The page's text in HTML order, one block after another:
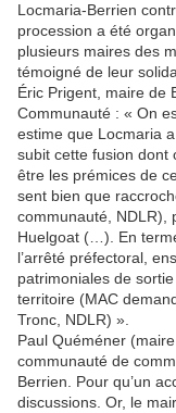
Locmaria-Berrien
procession a été
plusieurs maires des
témoigné de leur
Éric Prigent, maire de
Communauté : « On
estime que Locmaria
subit cette fusion dont
être les prémices de
sent bien que
communauté, NDLR),
Huelgoat (…). En
l’arrêté préfectoral,
patrimoniales de
territoire (MAC
Tronc, NDLR) ».
Paul Quéméner
communauté de
Berrien. Pour qu’un
discussions. Or, le